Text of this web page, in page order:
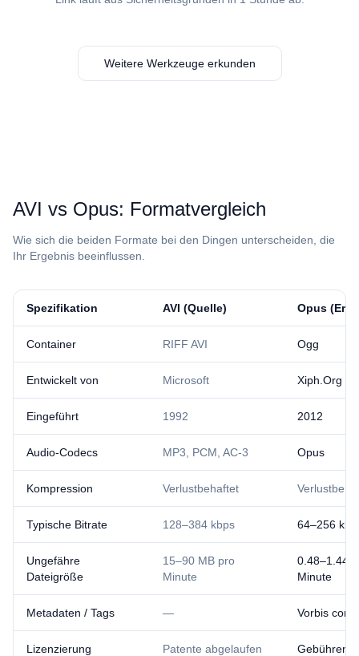
Weitere Werkzeuge erkunden
⁦AVI⁩ vs ⁦Opus⁩: Formatvergleich
Wie sich die beiden Formate bei den Dingen unterscheiden, die
Ihr Ergebnis beeinflussen.
Spezifikation ⁦AVI⁩ (Quelle) ⁦Opus⁩
Container RIFF AVI Ogg
Entwickelt von Microsoft Xiph.Org /
Eingeführt 1992 2012
Audio-Codecs MP3, PCM, AC-3 Opus
Kompression Verlustbehaftet
Typische Bitrate 128–384 kbps 64–256
Ungefähre
Dateigröße
15–90 MB pro
Minute
0.48–1.44
Minute
Metadaten / Tags — Vorbis
Lizenzierung Patente abgelaufen